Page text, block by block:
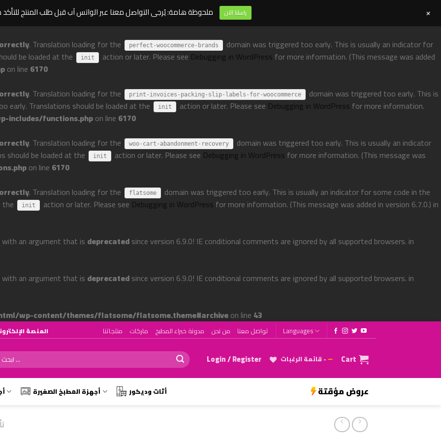
. Translation loading for the perfect-woocommerce-brands
domain was triggered too early. This is usually an indicator for
be loaded at the
init action or later. Please see Debugging in WordPress for more information. (This message was added
on line 6170
. Translation loading for the print-invoices-packing-slip-labels-for-woocommerce
domain was triggered too early. This is
early. Translations should be loaded at the
init action or later. Please see Debugging in WordPress for more information.
functions.phpon line 6170
. Translation loading for the woo-cart-abandonment-recovery
domain was triggered too early. This is usually an indicator
should be loaded at the
init action or later. Please see Debugging in WordPress for more information. (This message was
on line 6170
. Translation loading for the flatsome
domain was triggered too early. This is usually an indicator for some code in the
the
init action or later. Please see Debugging in WordPress for more information. (This message was added in version 6.7.0.) in
with an argument that is deprecatedsince version 6.9.0! IE conditional comments are ignored by all supported browsers. in
with an argument that is deprecatedsince version 6.9.0! IE conditional comments are ignored by all supported browsers. in
wp-content/themes/flatsome/flatsome.theme#archiveon line 43
المنصة الإلكترونية رقم ١ لتصميم وتجهيز منتجاتنا ماركات مدونة خبراء المطبخ من نحن تواصل معنا Languages
Login / Register قائمة الرغبات - Cart
أجهزة المطبخ الصغيرة أثات وديكور عروض مؤقتة
ملحوظة هامة: يُرجى التواصل معنا عبر الواتس آب قبل طلب المنتج راسلنا الآن +